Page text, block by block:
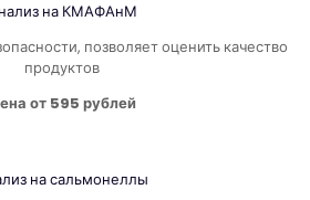
на КМАФАнМ
позволяет оценить качество
продуктов
от 595 рублей
насальмонеллы